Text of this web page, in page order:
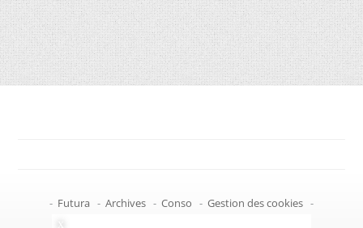
- Futura - Archives - Conso - Gestion des cookies -